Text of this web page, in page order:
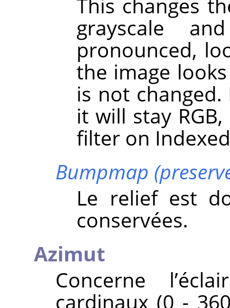
This changes
grayscale
pronounced,
the image
is not
it will stay
filter on
Bumpmap
Le relief est
conservées.
Azimut
Concerne
cardinaux (0 -